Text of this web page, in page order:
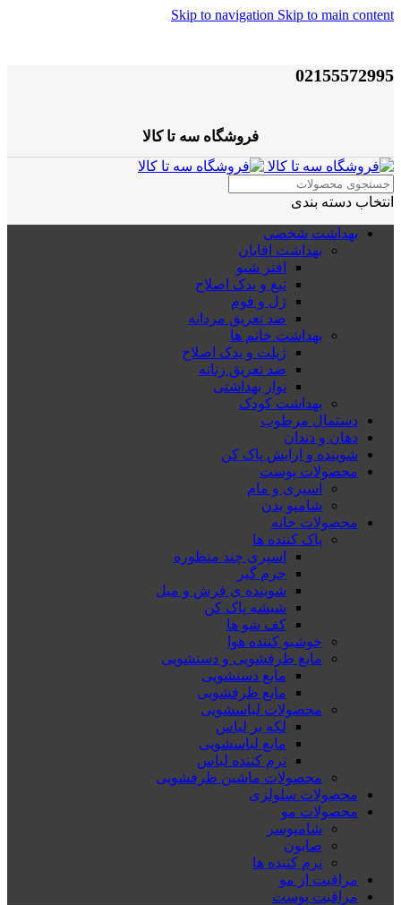
Skip to navigation Skip to main content
02155572995
فروشگاه سه تا کالا
انتخاب دسته بندی
بهداشت شخصی
بهداشت اقایان
افتر شیو
تیغ و یدک اصلاح
ژل و فوم
ضد تعریق مردانه
بهداشت خانم ها
ژیلت و یدک اصلاح
ضد تعریق زنانه
نوار بهداشتی
بهداشت کودک
دستمال مرطوب
دهان و دندان
شوینده و ارایش پاک کن
محصولات پوست
اسپری و مام
شامپو بدن
محصولات خانه
پاک کننده ها
اسپری چند منظوره
جرم گیر
شوینده ی فرش و مبل
شیشه پاک کن
کف شو ها
خوشبو کننده هوا
مایع ظرفشویی و دستشویی
مایع دستشویی
مایع ظرفشویی
محصولات لباسشویی
لکه بر لباس
مایع لباسشویی
نرم کننده لباس
محصولات ماشین ظرفشویی
محصولات سلولزی
محصولات مو
شامپوسر
صابون
نرم کننده ها
مراقبت از مو
مراقبت پوست